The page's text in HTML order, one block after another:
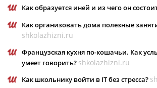
Как образуется иней и из чего он
Как организовать дома полезные
shkolazhizni.ru
Французская кухня по-кошачьи. Как
умеет говорить? shkolazhizni.ru
Как школьнику войти в IT без стресса?